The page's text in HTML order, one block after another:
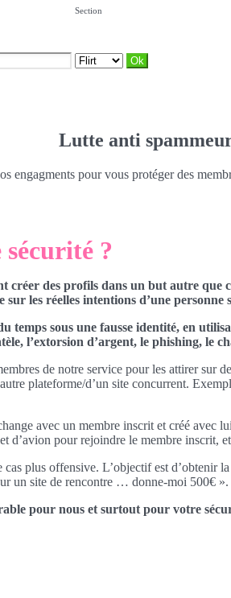
Section
Lutte anti
engagments pour vous protéger des
?
créer des profils dans un but autre que
les réelles intentions d’une personne
sous une fausse identité, en
l’extorsion d’argent, le phishing, le
de notre service pour les attirer sur
plateforme/d’un site concurrent.
avec un membre inscrit et créé
d’avion pour rejoindre le membre inscrit,
plus offensive. L’objectif est d’obtenir
un site de rencontre … donne-moi 500€ ».
pour nous et surtout pour votre